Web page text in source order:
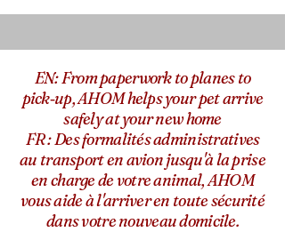
EN: From paperwork to planes to
pick‑up, AHOM helps your pet arrive
safely at your new home
FR : Des formalités administratives
au transport en avion jusqu'à la prise
en charge de votre animal, AHOM
vous aide à l'arriver en toute sécurité
dans votre nouveau domicile.